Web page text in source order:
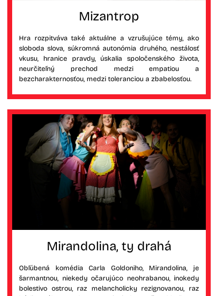
Mizantrop
Hra rozpitváva také aktuálne a vzrušujúce témy, ako
sloboda slova, súkromná autonómia druhého, nestálosť
vkusu, hranice pravdy, úskalia spoločenského života,
neurčiteľný prechod medzi empatiou a
bezcharakternosťou, medzi toleranciou a zbabelosťou.
Mirandolina, ty drahá
Obľúbená komédia Carla Goldoniho, Mirandolina, je
šarmantnou, niekedy očarujúco neohrabanou, inokedy
bolestivo ostrou, raz melancholicky rezignovanou, raz